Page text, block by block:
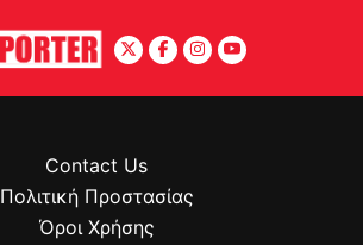
Contact Us
Πολιτική Προστασίας
Όροι Χρήσης